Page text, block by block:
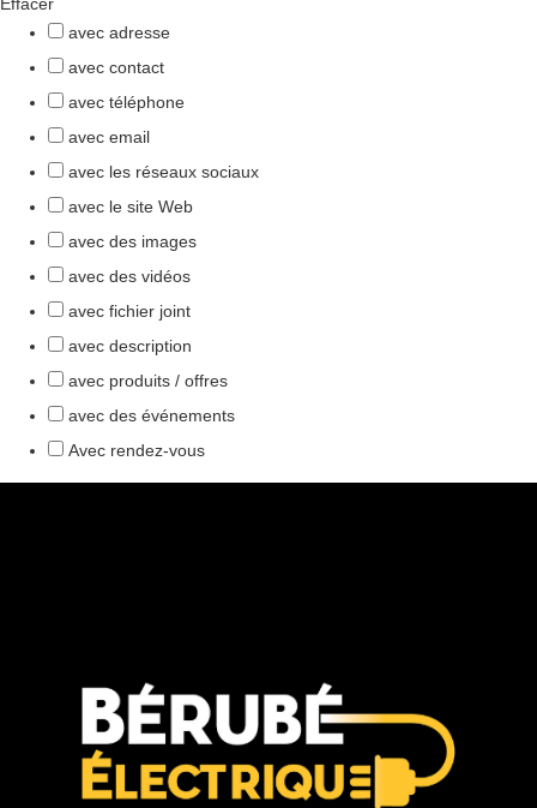
avec adresse
avec contact
avec téléphone
avec email
avec les réseaux sociaux
avec le site Web
avec des images
avec des vidéos
avec fichier joint
avec description
avec produits / offres
avec des événements
Avec rendez-vous